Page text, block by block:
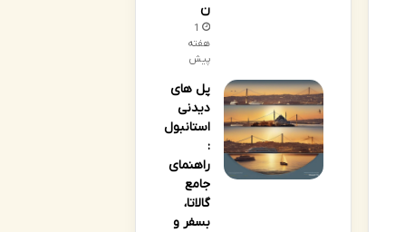
ن
1
هفته
پیش
پل های
دیدنی
استانبول
:
راهنمای
جامع
گالاتا،
بسفر و